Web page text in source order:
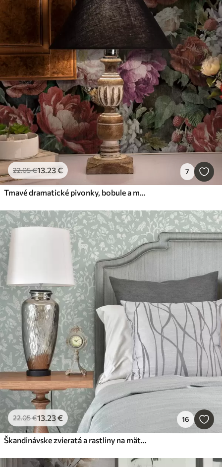
22.05€13.23€ 7
Tmavé dramatické pivonky, bobule a motýľ na čiernom pozadí
22.05€13.23€ 16
Škandinávske zvieratá a rastliny na mätovom pozadí